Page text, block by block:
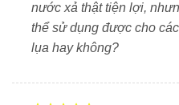
và tẩy rửa (hoặc tẩy vết
bột giặt hiệu quả, tiết
nước xả thật tiện lợi,
thể sử dụng được cho
lụa hay không?